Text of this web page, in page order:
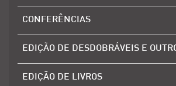
CONFERÊNCIAS
EDIÇÃO DE DESDOBRÁVEIS E
EDIÇÃO DE LIVROS